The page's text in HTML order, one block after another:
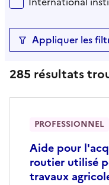
Appliquer les
285 résultats
Aide pour
routier utilisé
travaux
PROFESSIONNEL